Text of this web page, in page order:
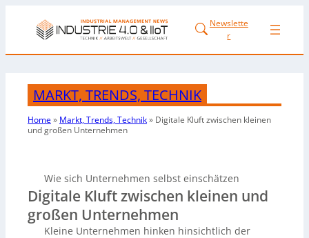
Newslette
r
MARKT, TRENDS, TECHNIK
Home» Markt, Trends, Technik» Digitale Kluft zwischen kleinen
und großen Unternehmen
Wie sich Unternehmen selbst einschätzen
Digitale Kluft zwischen kleinen und
großen Unternehmen
Kleine Unternehmen hinken hinsichtlich der